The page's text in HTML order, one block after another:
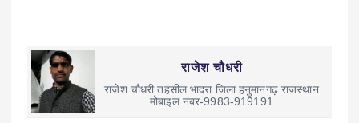
राजेश चौधरी
राजेश चौधरी तहसील भादरा जिला हनुमानगढ़ राजस्थान
मोबाइल नंबर-9983-919191